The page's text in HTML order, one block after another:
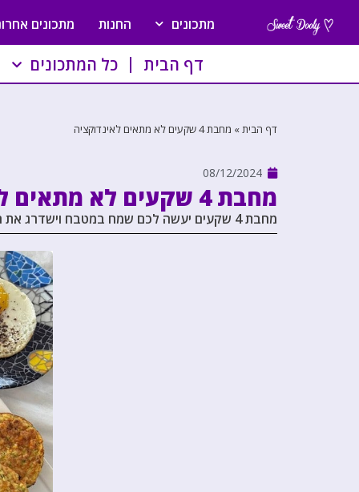
מתכונים החנות מתכונים
דף הבית כל המתכונים
דף הבית» מחבת 4 שקעים לא מתאים לאינדוקציה
08/12/2024
מחבת 4 שקעים לא מתאים לאינדוקציה
מחבת 4 שקעים יעשה לכם שמח במטבח וישדרג את חווית האירוח שלכם